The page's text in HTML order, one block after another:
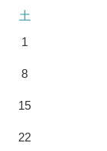
土
1
8
15
22